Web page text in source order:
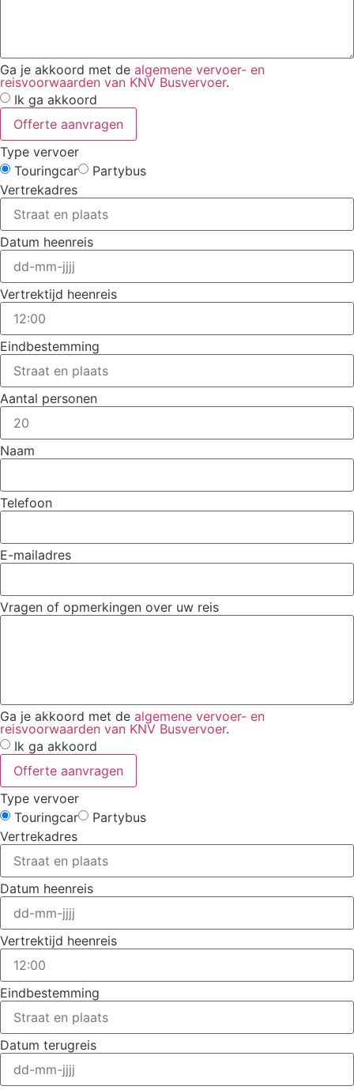
Ga je akkoord met de algemene vervoer- en
reisvoorwaarden van KNV Busvervoer.
Ik ga akkoord
Offerte aanvragen
Type vervoer
Touringcar
Partybus
Vertrekadres
Datum heenreis
Vertrektijd heenreis
Eindbestemming
Aantal personen
Naam
Telefoon
E-mailadres
Vragen of opmerkingen over uw reis
Ga je akkoord met de algemene vervoer- en
reisvoorwaarden van KNV Busvervoer.
Ik ga akkoord
Offerte aanvragen
Type vervoer
Touringcar
Partybus
Vertrekadres
Datum heenreis
Vertrektijd heenreis
Eindbestemming
Datum terugreis